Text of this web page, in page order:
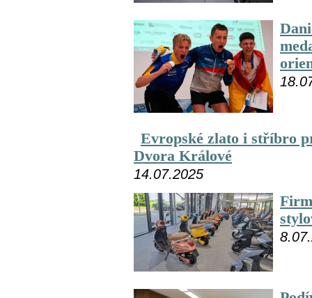
Evropské zlato i stříbro
Dvora Králové
14.07.2025